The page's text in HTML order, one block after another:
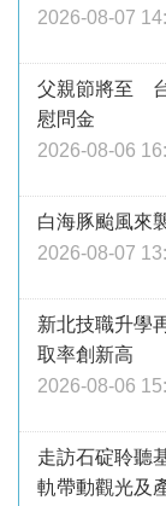
2026-08-07
父親節將至
慰問金
2026-08-06
白海豚颱風來
2026-08-07
新北技職升學
取率創新高
2026-08-06
走訪石碇聆聽
軌帶動觀光及